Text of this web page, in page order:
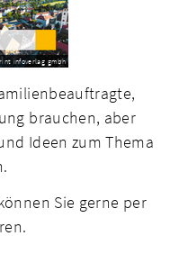
infoverlag gmbh
brauchen, aber
Ideen zum Thema
Sie gerne per